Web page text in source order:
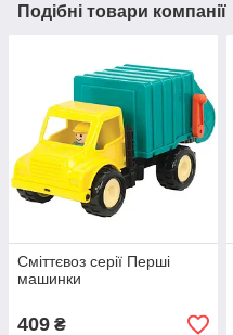
Подібні товари компанії
Сміттєвоз серії Перші
машинки
409 ₴